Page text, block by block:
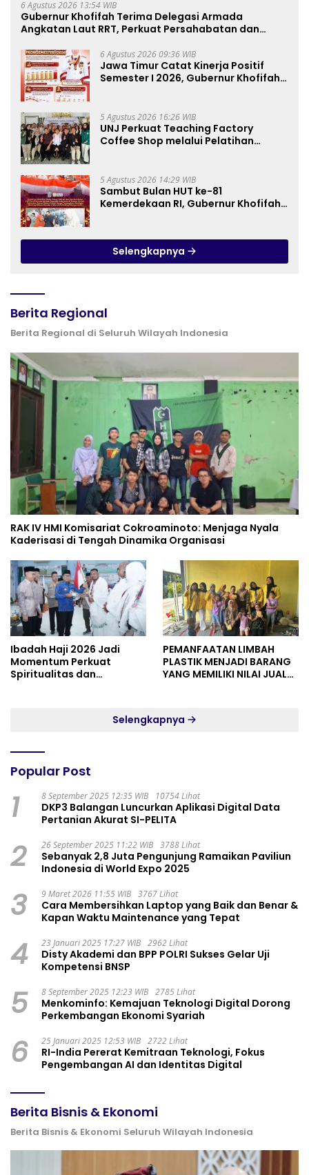
6 Agustus 2026 13:54 WIB
Gubernur Khofifah Terima Delegasi Armada
Angkatan Laut RRT, Perkuat Persahabatan dan
6 Agustus 2026 09:36 WIB
Jawa Timur Catat Kinerja Positif
Semester I 2026, Gubernur Khofifah:
5 Agustus 2026 16:26 WIB
UNJ Perkuat Teaching Factory
Coffee Shop melalui Pelatihan
5 Agustus 2026 14:29 WIB
Sambut Bulan HUT ke-81
Kemerdekaan RI, Gubernur Khofifah
Merah Putih Bagi Masyarakat
Selengkapnya
Berita Regional
Berita Regional di Seluruh Wilayah Indonesia
RAK IV HMI Komisariat Cokroaminoto: Menjaga Nyala
Kaderisasi di Tengah Dinamika Organisasi
Ibadah Haji 2026 Jadi
Momentum Perkuat
Spiritualitas dan
PEMANFAATAN LIMBAH
PLASTIK MENJADI BARANG
YANG MEMILIKI NILAI JUAL
Selengkapnya
Popular Post
1 8 September 2025 12:35 WIB 10754 Lihat
DKP3 Balangan Luncurkan Aplikasi Digital Data
Pertanian Akurat SI-PELITA
2 26 September 2025 11:22 WIB 3788 Lihat
Sebanyak 2,8 Juta Pengunjung Ramaikan Paviliun
Indonesia di World Expo 2025
3 9 Maret 2026 11:55 WIB 3767 Lihat
Cara Membersihkan Laptop yang Baik dan Benar &
Kapan Waktu Maintenance yang Tepat
4 23 Januari 2025 17:27 WIB 2962 Lihat
Disty Akademi dan BPP POLRI Sukses Gelar Uji
Kompetensi BNSP
5 8 September 2025 12:23 WIB 2785 Lihat
Menkominfo: Kemajuan Teknologi Digital Dorong
Perkembangan Ekonomi Syariah
6 25 Januari 2025 12:53 WIB 2722 Lihat
RI-India Pererat Kemitraan Teknologi, Fokus
Pengembangan AI dan Identitas Digital
Berita Bisnis & Ekonomi
Berita Bisnis & Ekonomi Seluruh Wilayah Indonesia